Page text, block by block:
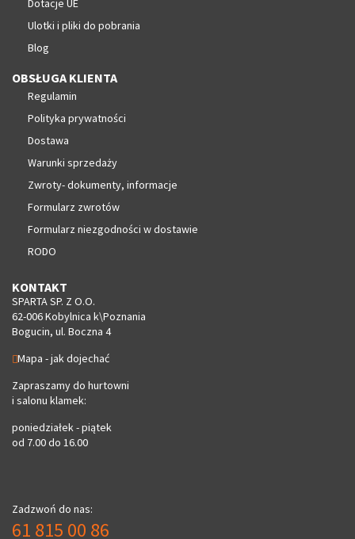
Ulotki i pliki do pobrania
Blog
OBSŁUGA KLIENTA
Regulamin
Polityka prywatności
Dostawa
Warunki sprzedaży
Zwroty- dokumenty, informacje
Formularz zwrotów
Formularz niezgodności w dostawie
RODO
KONTAKT
SPARTA SP. Z O.O.
62-006 Kobylnica k\Poznania
Bogucin, ul. Boczna 4
Mapa - jak dojechać
Zapraszamy do hurtowni
i salonu klamek:
poniedziałek - piątek
od 7.00 do 16.00
Zadzwoń do nas:
61 815 00 86